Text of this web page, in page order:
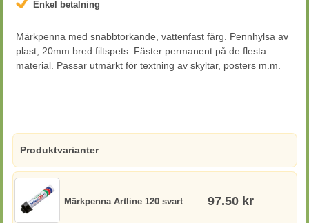
Enkel betalning
Märkpenna med snabbtorkande, vattenfast färg. Pennhylsa av
plast, 20mm bred filtspets. Fäster permanent på de flesta
material. Passar utmärkt för textning av skyltar, posters m.m.
Produktvarianter
Märkpenna Artline 120 svart 97.50 kr